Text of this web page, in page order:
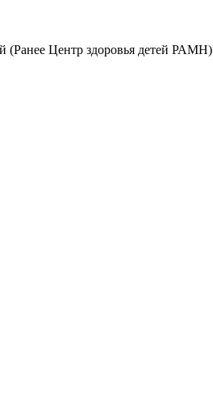
(Ранее Центр здоровья детей РАМН)